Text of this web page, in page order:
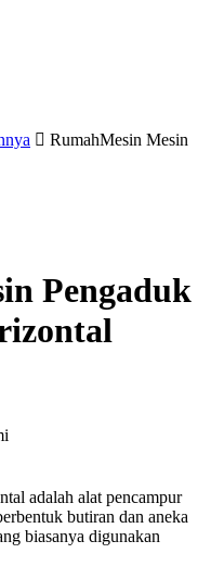
RumahMesin Mesin
Pengaduk
adalah alat pencampur
butiran dan aneka
biasanya digunakan